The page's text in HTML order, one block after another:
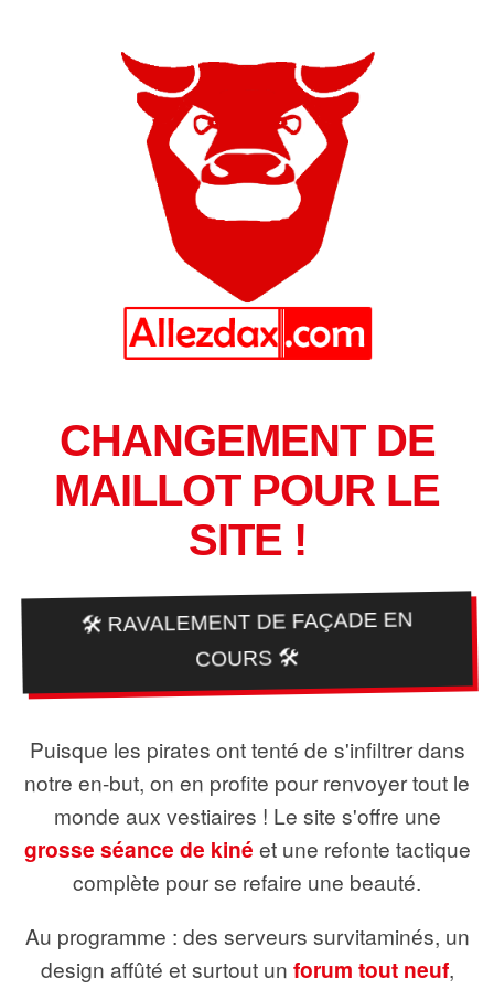
CHANGEMENT DE
MAILLOT POUR LE
SITE !
🛠️ RAVALEMENT DE FAÇADE EN
COURS 🛠️
Puisque les pirates ont tenté de s'infiltrer dans
notre en-but, on en profite pour renvoyer tout le
monde aux vestiaires ! Le site s'offre une
grosse séance de kiné et une refonte tactique
complète pour se refaire une beauté.
Au programme : des serveurs survitaminés, un
design affûté et surtout un forum tout neuf,